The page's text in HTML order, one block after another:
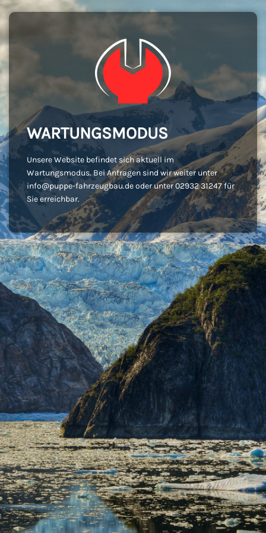
WARTUNGSMODUS
Unsere Website befindet sich aktuell im
Wartungsmodus. Bei Anfragen sind wir weiter unter
info@puppe-fahrzeugbau.de oder unter 02932 31247 für
Sie erreichbar.